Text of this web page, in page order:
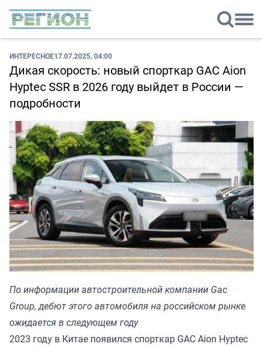
ИНТЕРЕСНОЕ17.07.2025, 04:00
Дикая скорость: новый спорткар GAC Aion
Hyptec SSR в 2026 году выйдет в России —
подробности
По информации автостроительной компании Gac
Group, дебют этого автомобиля на российском рынке
ожидается в следующем году
2023 году в Китае появился спорткар GAC Aion Hyptec